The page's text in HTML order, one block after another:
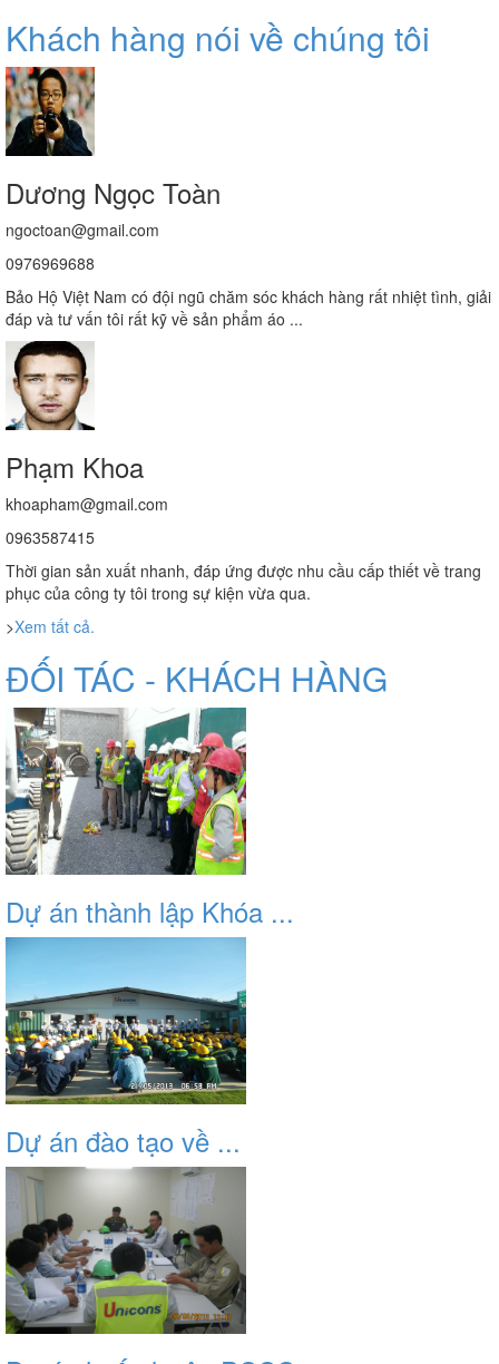
Khách hàng nói về chúng tôi
Dương Ngọc Toàn
ngoctoan@gmail.com
0976969688
Bảo Hộ Việt Nam có đội ngũ chăm sóc khách hàng rất nhiệt tình, giải
đáp và tư vấn tôi rất kỹ về sản phẩm áo ...
Phạm Khoa
khoapham@gmail.com
0963587415
Thời gian sản xuất nhanh, đáp ứng được nhu cầu cấp thiết về trang
phục của công ty tôi trong sự kiện vừa qua.
>Xem tất cả.
ĐỐI TÁC - KHÁCH HÀNG
Dự án thành lập Khóa ...
Dự án đào tạo về ...